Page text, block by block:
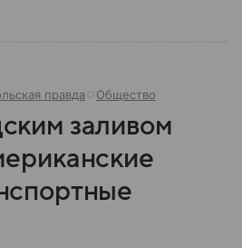
правда Общество
заливом